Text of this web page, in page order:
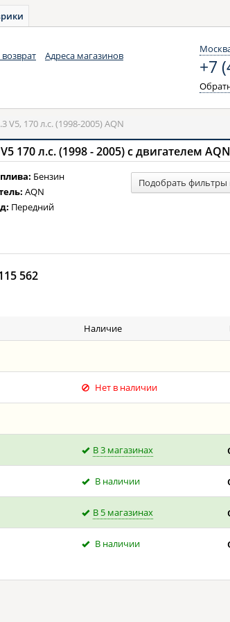
Адреса магазинов
+7
V5, 170 л.с. (1998-2005) AQN
170 л.с. (1998 - 2005) с двигателем AQN
Бензин
AQN
Передний
Подобрать
562
Наличие
Нет в наличии
В 3 магазинах
В наличии
В 5 магазинах
В наличии